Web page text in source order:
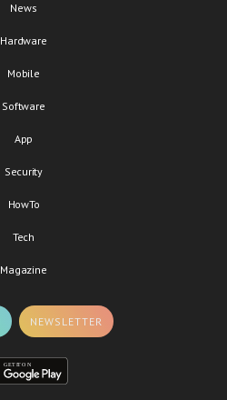
News
Hardware
Mobile
Software
App
Security
HowTo
Tech
Magazine
NEWSLETTER